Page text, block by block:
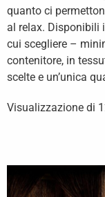
quanto ci
al relax. Disponibili
cui scegliere –
contenitore, in
scelte e un’unica
Visualizzazione di